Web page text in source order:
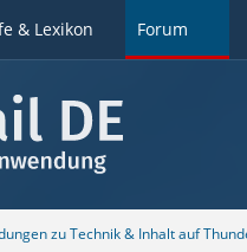
& Lexikon Forum
zu Technik & Inhalt auf